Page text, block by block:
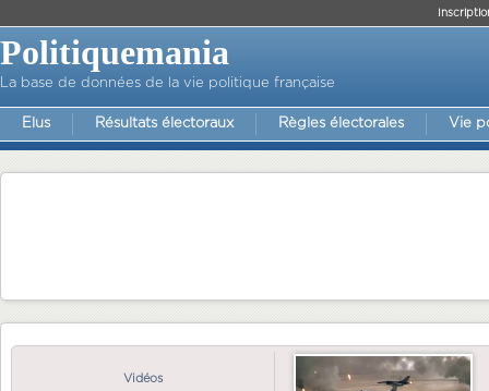
Politiquemania
La base de données de la vie politique française
Elus Résultats électoraux Règles électorales Vie
Vidéos